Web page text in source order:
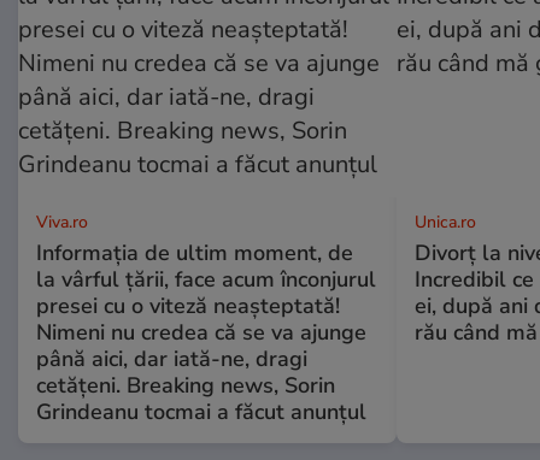
Viva.ro
Informația de ultim moment, de
la vârful țării, face acum înconjurul
presei cu o viteză neașteptată!
Nimeni nu credea că se va ajunge
până aici, dar iată-ne, dragi
cetățeni. Breaking news, Sorin
Grindeanu tocmai a făcut anunțul
Unica.ro
Divorț la
Incredibil
ei, după ani
rău când